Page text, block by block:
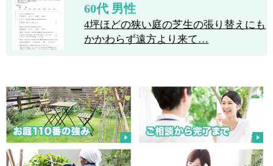
60代 男性
4坪ほどの狭い庭の芝生の張り替えにも
かかわらず遠方より来て…